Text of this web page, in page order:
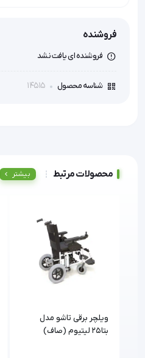
فروشنده
فروشنده ای یافت نشد
شناسه محصول 14515
محصولات مرتبط بیشتر
ویلچر برقی تاشو مدل
بتا25 لیتیوم (صاف)